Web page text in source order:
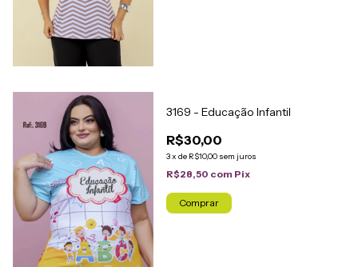
3169 - Educação Infantil
R$30,00
3x de R$10,00 sem juros
R$28,50 com Pix
Comprar